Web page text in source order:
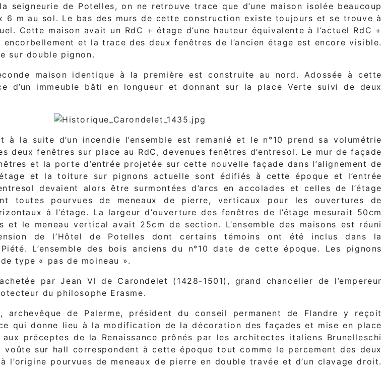
seigneurie de Potelles, on ne retrouve trace que d’une maison isolée beaucoup
6 m au sol. Le bas des murs de cette construction existe toujours et se trouve à
Cette maison avait un RdC + étage d’une hauteur équivalente à l’actuel RdC +
encorbellement et la trace des deux fenêtres de l’ancien étage est encore visible.
sur double pignon.
maison identique à la première est construite au nord. Adossée à cette
d’un immeuble bâti en longueur et donnant sur la place Verte suivi de deux
à la suite d’un incendie l’ensemble est remanié et le n°10 prend sa volumétrie
deux fenêtres sur place au RdC, devenues fenêtres d’entresol. Le mur de façade
et la porte d’entrée projetée sur cette nouvelle façade dans l’alignement de
et la toiture sur pignons actuelle sont édifiés à cette époque et l’entrée
devaient alors être surmontées d’arcs en accolades et celles de l’étage
toutes pourvues de meneaux de pierre, verticaux pour les ouvertures de
à l’étage. La largeur d’ouverture des fenêtres de l’étage mesurait 50cm
et le meneau vertical avait 25cm de section. L’ensemble des maisons est réuni
de l’Hôtel de Potelles dont certains témoins ont été inclus dans la
L’ensemble des bois anciens du n°10 date de cette époque. Les pignons
type « pas de moineau ».
par Jean VI de Carondelet (1428-1501), grand chancelier de l’empereur
du philosophe Erasme.
de Palerme, président du conseil permanent de Flandre y reçoit
ce qui donne lieu à la modification de la décoration des façades et mise en place
préceptes de la Renaissance prônés par les architectes italiens Brunelleschi
voûte sur hall correspondent à cette époque tout comme le percement des deux
l’origine pourvues de meneaux de pierre en double travée et d’un clavage droit.